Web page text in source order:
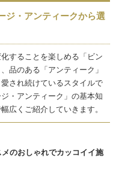
ジ・アンティークから選
することを楽しめる「ビン
品のある「アンティーク」
され続けているスタイルで
・アンティーク」の基本知
広くご紹介していきます。
のおしゃれでカッコイイ施